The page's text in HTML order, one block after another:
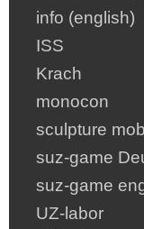
info (english)
ISS
Krach
monocon
sculpture
suz-game
suz-game
UZ-labor